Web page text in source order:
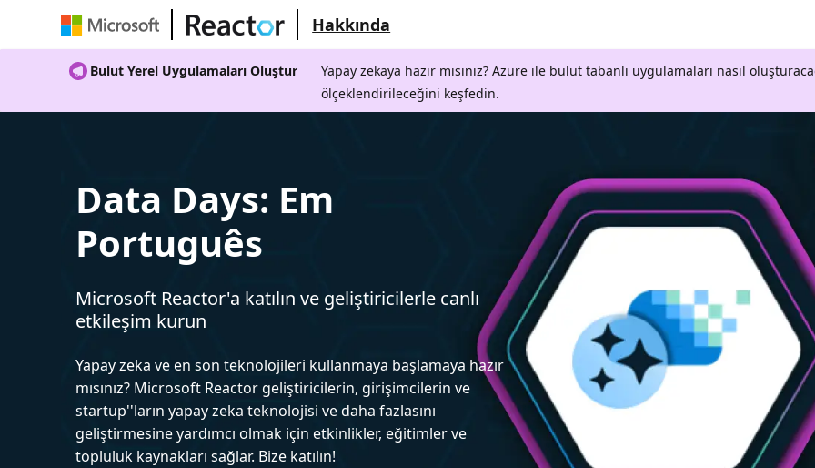
Hakkında
Bulut Yerel Uygulamaları Oluştur
Yapay zekaya hazır mısınız? Azure ile bulut tabanlı uygulamaları nasıl
ölçeklendirileceğini keşfedin.
Data Days: Em
Português
Microsoft Reactor'a katılın ve geliştiricilerle canlı
etkileşim kurun
Yapay zeka ve en son teknolojileri kullanmaya başlamaya hazır
mısınız? Microsoft Reactor geliştiricilerin, girişimcilerin ve
startup''ların yapay zeka teknolojisi ve daha fazlasını
geliştirmesine yardımcı olmak için etkinlikler, eğitimler ve
topluluk kaynakları sağlar. Bize katılın!